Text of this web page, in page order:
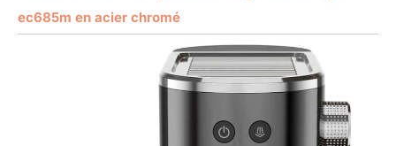
ec685m en acier chromé